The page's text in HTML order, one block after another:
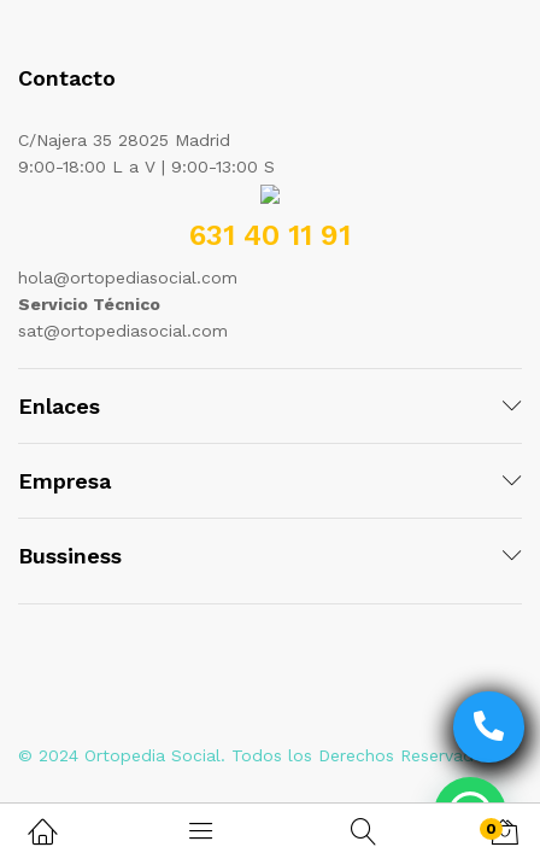
Contacto
C/Najera 35 28025 Madrid
9:00-18:00 L a V | 9:00-13:00 S
631 40 11 91
hola@ortopediasocial.com
Servicio Técnico
sat@ortopediasocial.com
Enlaces
Empresa
Bussiness
© 2024 Ortopedia Social. Todos los Derechos Reservados
0